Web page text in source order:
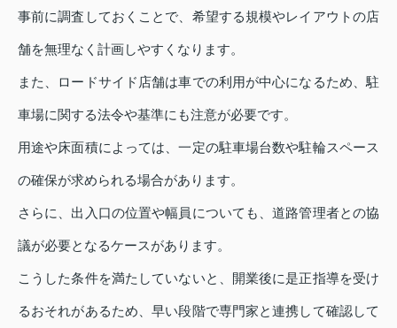
事前に調査しておくことで、希望する規模やレイアウトの店
舗を無理なく計画しやすくなります。
また、ロードサイド店舗は車での利用が中心になるため、駐
車場に関する法令や基準にも注意が必要です。
用途や床面積によっては、一定の駐車場台数や駐輪スペース
の確保が求められる場合があります。
さらに、出入口の位置や幅員についても、道路管理者との協
議が必要となるケースがあります。
こうした条件を満たしていないと、開業後に是正指導を受け
るおそれがあるため、早い段階で専門家と連携して確認して